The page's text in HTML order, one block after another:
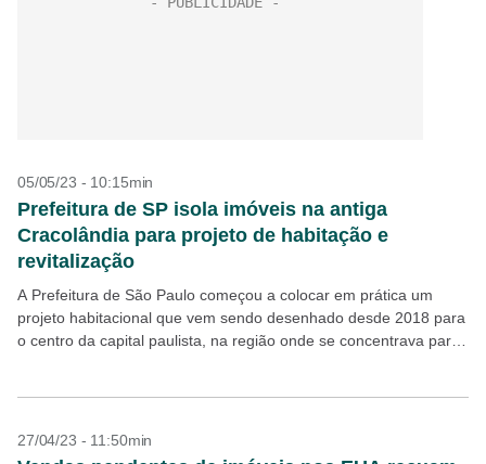
05/05/23 - 10:15min
Prefeitura de SP isola imóveis na antiga
Cracolândia para projeto de habitação e
revitalização
A Prefeitura de São Paulo começou a colocar em prática um
projeto habitacional que vem sendo desenhado desde 2018 para
o centro da capital paulista, na região onde se concentrava parte
27/04/23 - 11:50min